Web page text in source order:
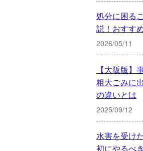
処分に困る
説！おすす
2026/05/11
【大阪版】
粗大ごみに
の違いとは
2025/09/12
水害を受け
初にやるべ